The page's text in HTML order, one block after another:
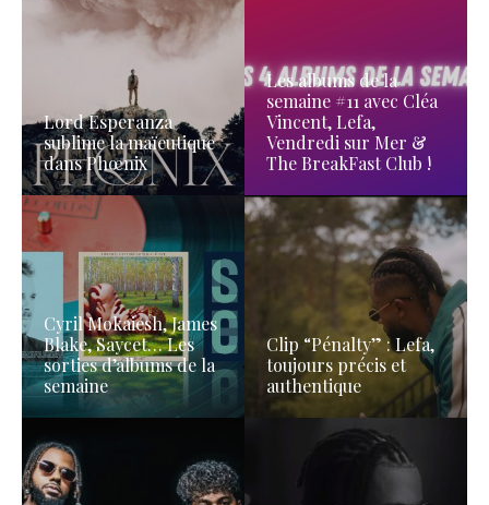
Lord Esperanza
sublime la maïeutique
dans Phœnix
Les albums de la
semaine #11 avec Cléa
Vincent, Lefa,
Vendredi sur Mer &
The BreakFast Club !
Cyril Mokaiesh, James
Blake, Saycet… Les
sorties d’albums de la
semaine
Clip “Pénalty” : Lefa,
toujours précis et
authentique